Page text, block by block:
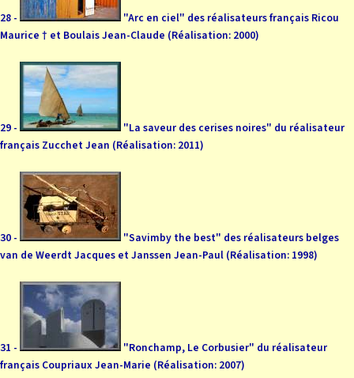
28 -
"Arc en ciel" des réalisateurs français Ricou
Maurice † et Boulais Jean-Claude (Réalisation: 2000)
29 -
"La saveur des cerises noires" du réalisateur
français Zucchet Jean (Réalisation: 2011)
30 -
"Savimby the best" des réalisateurs belges
van de Weerdt Jacques et Janssen Jean-Paul (Réalisation: 1998)
31 -
"Ronchamp, Le Corbusier" du réalisateur
français Coupriaux Jean-Marie (Réalisation: 2007)